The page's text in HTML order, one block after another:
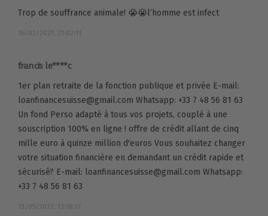
Trop de souffrance animale! 😭😭l’homme est infect
16/02/2021, 21:02:11
francis le****c
1er plan retraite de la fonction publique et privée E-mail:
loanfinancesuisse@gmail.com Whatsapp: +33 7 48 56 81 63
Un fond Perso adapté à tous vos projets, couplé à une
souscription 100% en ligne ! offre de crédit allant de cinq
mille euro à quinze million d'euros Vous souhaitez changer
votre situation financière en demandant un crédit rapide et
sécurisé? E-mail: loanfinancesuisse@gmail.com Whatsapp:
+33 7 48 56 81 63
13/05/2022, 13:18:37